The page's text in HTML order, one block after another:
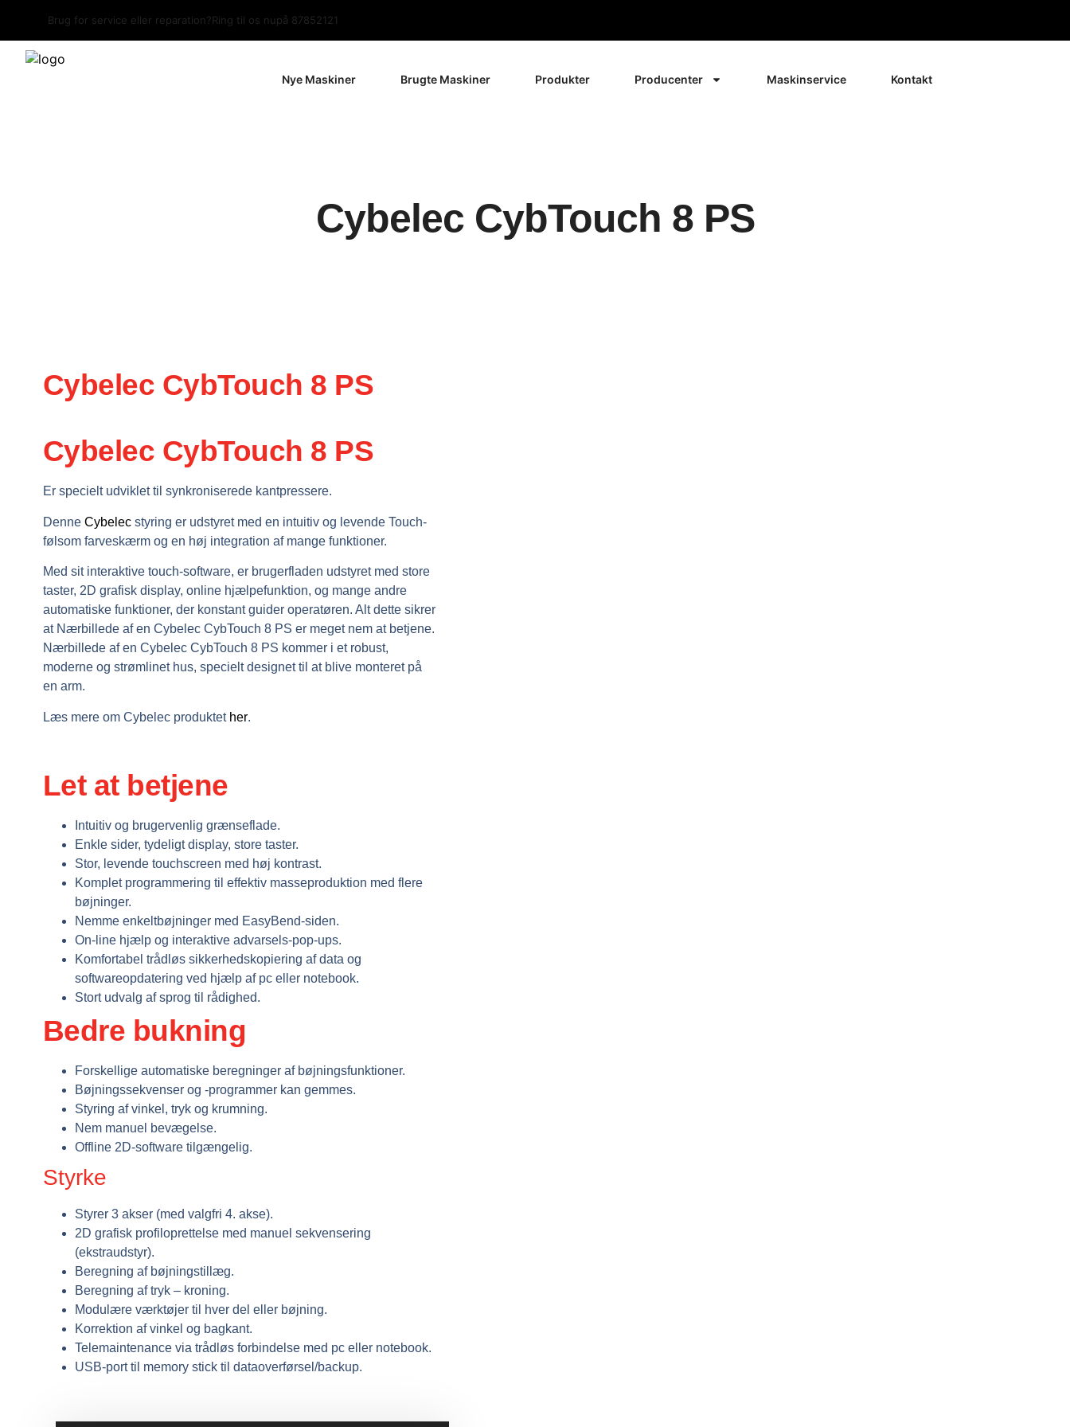
Brug for service eller reparation?Ring til os nupå 87852121
Nye Maskiner Brugte Maskiner Produkter Producenter Maskinservice Kontakt
Cybelec CybTouch 8 PS
Cybelec CybTouch 8 PS
Cybelec CybTouch 8 PS
Er specielt udviklet til synkroniserede kantpressere.
Denne Cybelecstyring er udstyret med en intuitiv og levende Touch-
følsom farveskærm og en høj integration af mange funktioner.
Med sit interaktive touch-software, er brugerfladen udstyret med store
taster, 2D grafisk display, online hjælpefunktion, og mange andre
automatiske funktioner, der konstant guider operatøren. Alt dette sikrer
at Nærbillede af en Cybelec CybTouch 8 PS er meget nem at betjene.
Nærbillede af en Cybelec CybTouch 8 PS kommer i et robust,
moderne og strømlinet hus, specielt designet til at blive monteret på
en arm.
Læs mere om Cybelec produktet her.
Let at betjene
Intuitiv og brugervenlig grænseflade.
Enkle sider, tydeligt display, store taster.
Stor, levende touchscreen med høj kontrast.
Komplet programmering til effektiv masseproduktion med flere
bøjninger.
Nemme enkeltbøjninger med EasyBend-siden.
On-line hjælp og interaktive advarsels-pop-ups.
Komfortabel trådløs sikkerhedskopiering af data og
softwareopdatering ved hjælp af pc eller notebook.
Stort udvalg af sprog til rådighed.
Bedre bukning
Forskellige automatiske beregninger af bøjningsfunktioner.
Bøjningssekvenser og -programmer kan gemmes.
Styring af vinkel, tryk og krumning.
Nem manuel bevægelse.
Offline 2D-software tilgængelig.
Styrke
Styrer 3 akser (med valgfri 4. akse).
2D grafisk profiloprettelse med manuel sekvensering
(ekstraudstyr).
Beregning af bøjningstillæg.
Beregning af tryk – kroning.
Modulære værktøjer til hver del eller bøjning.
Korrektion af vinkel og bagkant.
Telemaintenance via trådløs forbindelse med pc eller notebook.
USB-port til memory stick til dataoverførsel/backup.